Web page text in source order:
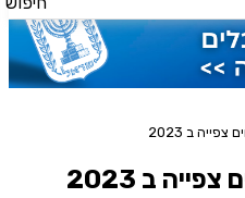
פרסומת או עדכונים
מסרונים או טלפון